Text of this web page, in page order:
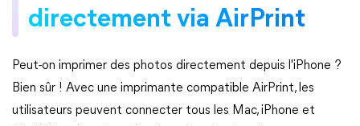
directement via AirPrint
Peut-on imprimer des photos directement depuis l'iPhone ?
Bien sûr ! Avec une imprimante compatible AirPrint, les
utilisateurs peuvent connecter tous les Mac, iPhone et